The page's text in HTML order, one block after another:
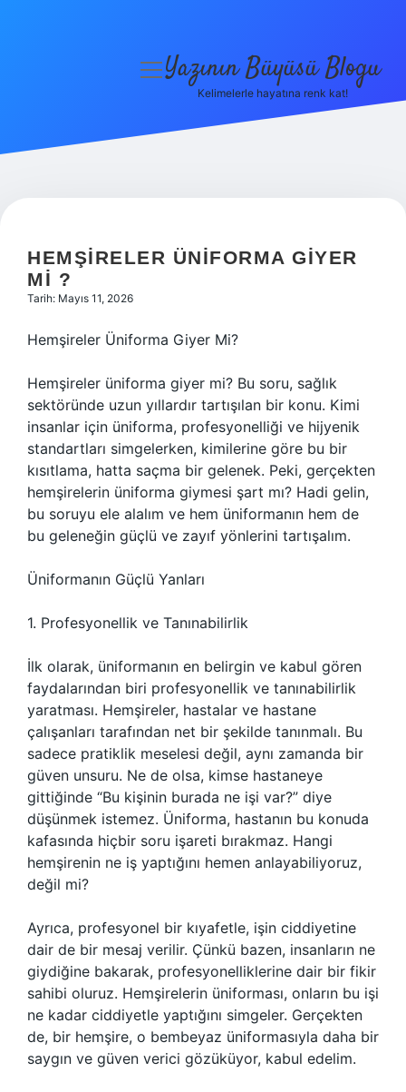
Hakkımızda
menüyü
Yazının Büyüsü Blogu
Kelimelerle hayatına renk kat!
HEMŞIRELER ÜNIFORMA GIYER
MI ?
Tarih: Mayıs 11, 2026
Hemşireler Üniforma Giyer Mi?
Hemşireler üniforma giyer mi? Bu soru, sağlık
sektöründe uzun yıllardır tartışılan bir konu. Kimi
insanlar için üniforma, profesyonelliği ve hijyenik
standartları simgelerken, kimilerine göre bu bir
kısıtlama, hatta saçma bir gelenek. Peki, gerçekten
hemşirelerin üniforma giymesi şart mı? Hadi gelin,
bu soruyu ele alalım ve hem üniformanın hem de
bu geleneğin güçlü ve zayıf yönlerini tartışalım.
Üniformanın Güçlü Yanları
1. Profesyonellik ve Tanınabilirlik
İlk olarak, üniformanın en belirgin ve kabul gören
faydalarından biri profesyonellik ve tanınabilirlik
yaratması. Hemşireler, hastalar ve hastane
çalışanları tarafından net bir şekilde tanınmalı. Bu
sadece pratiklik meselesi değil, aynı zamanda bir
güven unsuru. Ne de olsa, kimse hastaneye
gittiğinde “Bu kişinin burada ne işi var?” diye
düşünmek istemez. Üniforma, hastanın bu konuda
kafasında hiçbir soru işareti bırakmaz. Hangi
hemşirenin ne iş yaptığını hemen anlayabiliyoruz,
değil mi?
Ayrıca, profesyonel bir kıyafetle, işin ciddiyetine
dair de bir mesaj verilir. Çünkü bazen, insanların ne
giydiğine bakarak, profesyonelliklerine dair bir fikir
sahibi oluruz. Hemşirelerin üniforması, onların bu işi
ne kadar ciddiyetle yaptığını simgeler. Gerçekten
de, bir hemşire, o bembeyaz üniformasıyla daha bir
saygın ve güven verici gözüküyor, kabul edelim.